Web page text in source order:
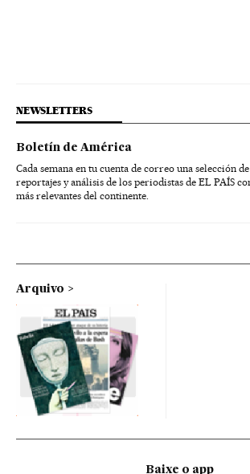
NEWSLETTERS
Boletín de América
Cada semana en tu cuenta de correo una selección
reportajes y análisis de los periodistas de EL PAÍS
más relevantes del continente.
Arquivo
Baixe o app